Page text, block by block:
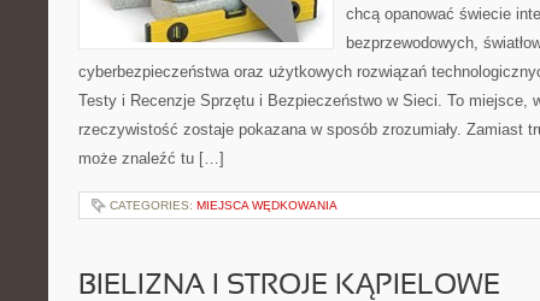
chcą opanować świecie
bezprzewodowych,
cyberbezpieczeństwa oraz użytkowych rozwiązań
Testy i Recenzje Sprzętu i Bezpieczeństwo w Sieci. To miejsce,
rzeczywistość zostaje pokazana w sposób zrozumiały. Zamiast
może znaleźć tu […]
CATEGORIES: MIEJSCA WĘDKOWANIA
BIELIZNA I STROJE KĄPIELOWE